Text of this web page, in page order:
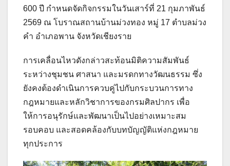
600 ปี กำหนดจัดกิจกรรมในวันเสาร์ที่ 21 กุมภาพันธ์
2569 ณ โบราณสถานบ้านม่วงทอง หมู่ 17 ตำบลม่วง
คำ อำเภอพาน จังหวัดเชียงราย
การเคลื่อนไหวดังกล่าวสะท้อนมิติความสัมพันธ์
ระหว่างชุมชน ศาสนา และมรดกทางวัฒนธรรม ซึ่ง
ยังคงต้องดำเนินการควบคู่ไปกับกระบวนการทาง
กฎหมายและหลักวิชาการของกรมศิลปากร เพื่อ
ให้การอนุรักษ์และพัฒนาเป็นไปอย่างเหมาะสม
รอบคอบ และสอดคล้องกับบทบัญญัติแห่งกฎหมาย
ทุกประการ